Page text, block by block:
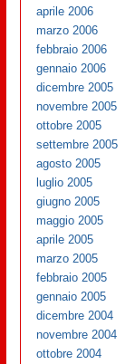
aprile 2006
marzo 2006
febbraio 2006
gennaio 2006
dicembre 2005
novembre 2005
ottobre 2005
settembre 2005
agosto 2005
luglio 2005
giugno 2005
maggio 2005
aprile 2005
marzo 2005
febbraio 2005
gennaio 2005
dicembre 2004
novembre 2004
ottobre 2004